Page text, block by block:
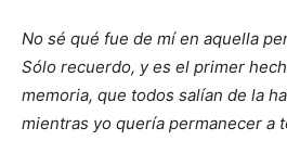
No sé qué fue de mí en aquella
Sólo recuerdo, y es el primer
memoria, que todos salían de la
mientras yo quería permanecer a